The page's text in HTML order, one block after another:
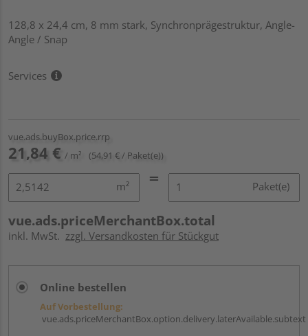
128,8 x 24,4 cm, 8 mm stark, Synchronprägestruktur, Angle-
Angle / Snap
Services
vue.ads.buyBox.price.rrp
21,84 € / m² (54,91 € / Paket(e))
m² Paket(e)
vue.ads.priceMerchantBox.total
inkl. MwSt. zzgl. Versandkosten für Stückgut
Online bestellen
Auf Vorbestellung:
vue.ads.priceMerchantBox.option.delivery.laterAvailable.subtext